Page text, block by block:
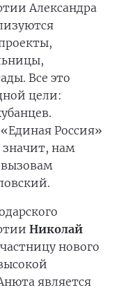
Александра
Все это
цели:
Россия»
значит, нам
вызовам
Николай
нового
является